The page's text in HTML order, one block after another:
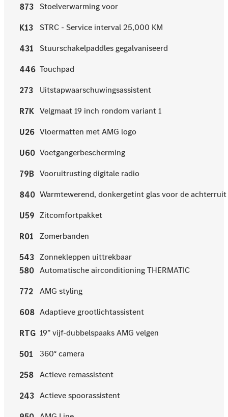
873 Stoelverwarming voor
K13 STRC - Service interval 25,000 KM
431 Stuurschakelpaddles gegalvaniseerd
446 Touchpad
273 Uitstapwaarschuwingsassistent
R7K Velgmaat 19 inch rondom variant 1
U26 Vloermatten met AMG logo
U60 Voetgangerbescherming
79B Vooruitrusting digitale radio
840 Warmtewerend, donkergetint glas voor de
U59 Zitcomfortpakket
R01 Zomerbanden
543 Zonnekleppen uittrekbaar
580 Automatische airconditioning THERMATIC
772 AMG styling
608 Adaptieve grootlichtassistent
RTG 19” vijf-dubbelspaaks AMG velgen
501 360° camera
258 Actieve remassistent
243 Actieve spoorassistent